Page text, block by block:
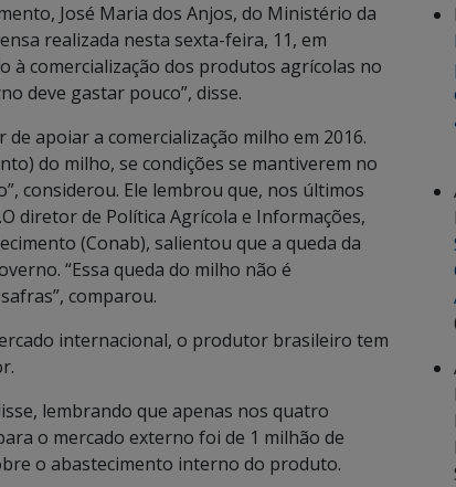
José Maria dos Anjos, do Ministério da
realizada nesta sexta-feira, 11, em
à comercialização dos produtos agrícolas no
deve gastar pouco”, disse.
apoiar a comercialização milho em 2016.
do milho, se condições se mantiverem no
considerou. Ele lembrou que, nos últimos
diretor de Política Agrícola e Informações,
(Conab), salientou que a queda da
“Essa queda do milho não é
comparou.
internacional, o produtor brasileiro tem
lembrando que apenas nos quatro
o mercado externo foi de 1 milhão de
o abastecimento interno do produto.